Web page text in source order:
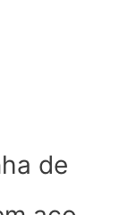
de